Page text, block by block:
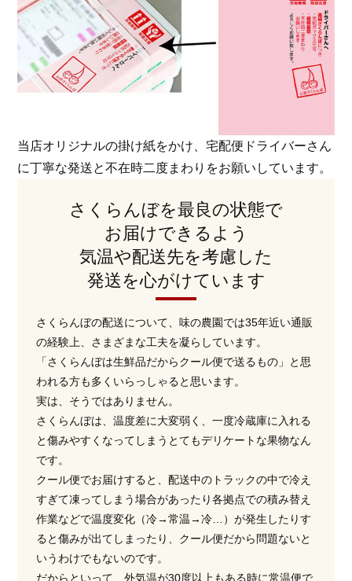
当店オリジナルの掛け紙をかけ、宅配便ドライバーさん
に丁寧な発送と不在時二度まわりをお願いしています。
さくらんぼを最良の状態で
お届けできるよう
気温や配送先を考慮した
発送を心がけています
さくらんぼの配送について、味の農園では35年近い通販
の経験上、さまざまな工夫を凝らしています。
「さくらんぼは生鮮品だからクール便で送るもの」と思
われる方も多くいらっしゃると思います。
実は、そうではありません。
さくらんぼは、温度差に大変弱く、一度冷蔵庫に入れる
と傷みやすくなってしまうとてもデリケートな果物なん
です。
クール便でお届けすると、配送中のトラックの中で冷え
すぎて凍ってしまう場合があったり各拠点での積み替え
作業などで温度変化（冷→常温→冷…）が発生したりす
ると傷みが出てしまったり、クール便だから問題ないと
いうわけでもないのです。
だからといって、外気温が30度以上もある時に常温便で